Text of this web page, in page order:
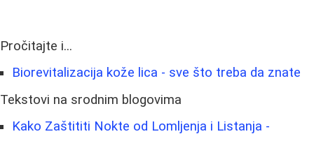
Pročitajte i...
Biorevitalizacija kože lica - sve što treba da znate
Tekstovi na srodnim blogovima
Kako Zaštititi Nokte od Lomljenja i Listanja -